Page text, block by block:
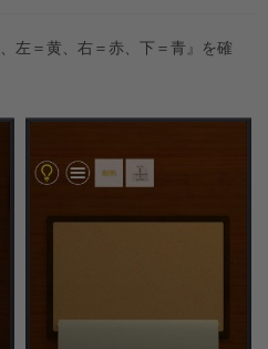
左＝黄、右＝赤、下＝青』を確